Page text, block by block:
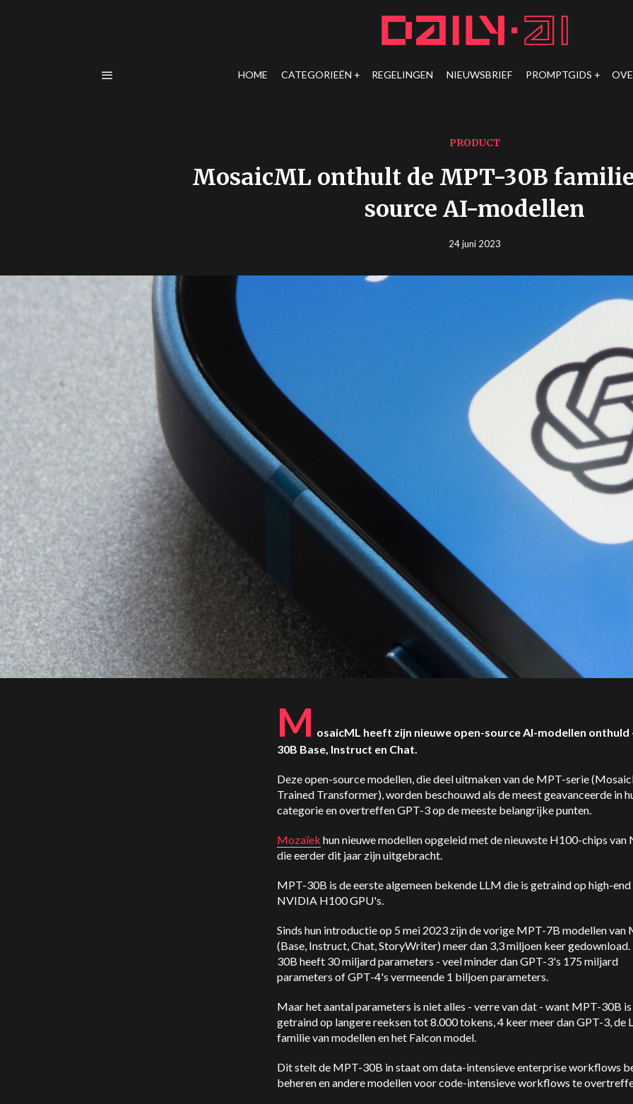
HOME CATEGORIEËN REGELINGEN NIEUWSBRIEF PROMPTGIDS
PRODUCT
MosaicML onthult de MPT-30B
source AI-modellen
24 juni 2023
M osaicML heeft zijn nieuwe open-source AI-modellen onthuld
30B Base, Instruct en Chat.
Deze open-source modellen, die deel uitmaken van de MPT-serie
Trained Transformer), worden beschouwd als de meest geavanceerde in
categorie en overtreffen GPT-3 op de meeste belangrijke punten.
Mozaïek hun nieuwe modellen opgeleid met de nieuwste H100-chips van
die eerder dit jaar zijn uitgebracht.
MPT-30B is de eerste algemeen bekende LLM die is getraind op high-end
NVIDIA H100 GPU's.
Sinds hun introductie op 5 mei 2023 zijn de vorige MPT-7B modellen van
(Base, Instruct, Chat, StoryWriter) meer dan 3,3 miljoen keer
30B heeft 30 miljard parameters - veel minder dan GPT-3's 175 miljard
parameters of GPT-4's vermeende 1 biljoen parameters.
Maar het aantal parameters is niet alles - verre van dat - want MPT-30B is
getraind op langere reeksen tot 8.000 tokens, 4 keer meer dan GPT-3, de
familie van modellen en het Falcon model.
Dit stelt de MPT-30B in staat om data-intensieve enterprise workflows
beheren en andere modellen voor code-intensieve workflows te